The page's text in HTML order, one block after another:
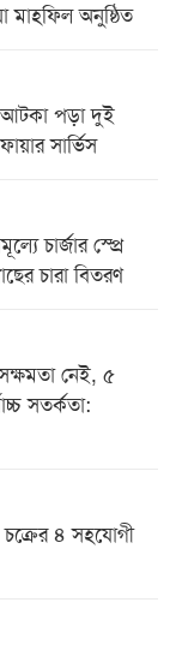
মাহফিল অনুষ্ঠিত
আটকা পড়া দুই
সার্ভিস
চার্জার স্প্রে
চারা বিতরণ
নেই, ৫
সতর্কতা:
চক্রের ৪ সহযোগী